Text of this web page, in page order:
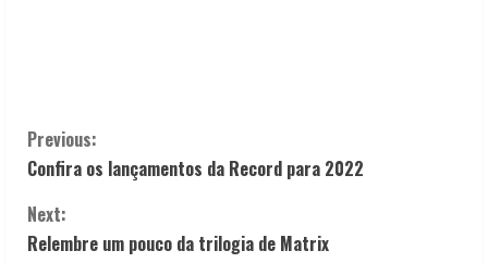
C
o
n
Previous:
Confira os lançamentos da Record para 2022
Next:
Relembre um pouco da trilogia de Matrix